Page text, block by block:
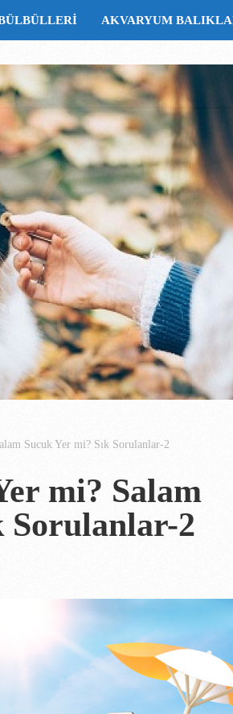
AKVARYUM
Sucuk Yer mi? Sık Sorulanlar-2
mi? Salam
Sorulanlar-2